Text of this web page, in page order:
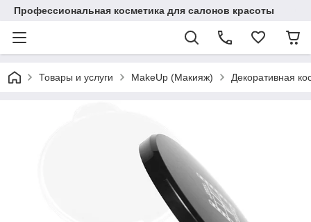
Профессиональная косметика для салонов красоты
Товары и услуги MakeUp (Макияж) Декоративная